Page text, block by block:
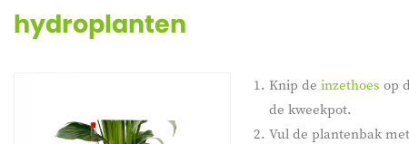
hydroplanten
Knip de inzethoes op
de kweekpot.
Vul de plantenbak met